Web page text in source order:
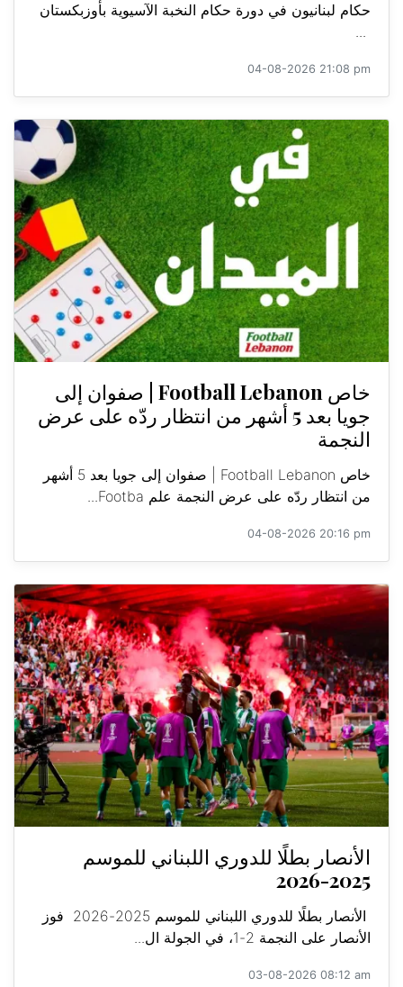
حكام لبنانيون في دورة حكام النخبة الآسيوية بأوزبكستان
...
04-08-2026 21:08 pm
خاص Football Lebanon | صفوان إلى
جويا بعد 5 أشهر من انتظار ردّه على عرض
النجمة
خاص Football Lebanon | صفوان إلى جويا بعد 5 أشهر
من انتظار ردّه على عرض النجمة علم Footba...
04-08-2026 20:16 pm
الأنصار بطلًا للدوري اللبناني للموسم
2025-2026
الأنصار بطلًا للدوري اللبناني للموسم 2025-2026 فوز
الأنصار على النجمة 2-1، في الجولة ال...
03-08-2026 08:12 am